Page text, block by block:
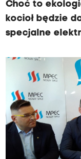
Choć to
kocioł będzie
specjalne